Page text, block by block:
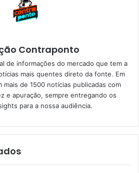
Contraponto
de informações do mercado que tem a
mais quentes direto da fonte. Em
mais de 1500 notícias publicadas com
e apuração, sempre entregando os
para a nossa audiência.